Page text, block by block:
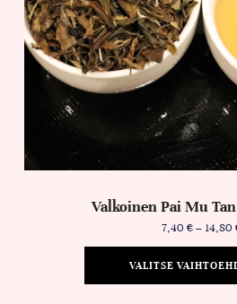
Valkoinen Pai Mu
7,40 € – 14,80
VALITSE